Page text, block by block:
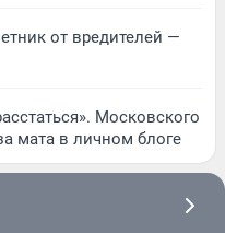
от вредителей —
Московского
мата в личном блоге